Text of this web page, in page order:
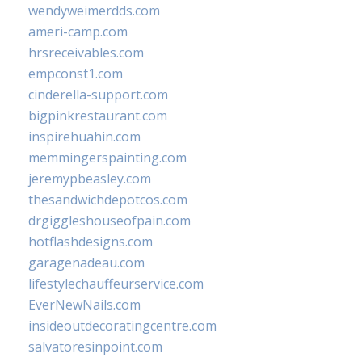
wendyweimerdds.com
ameri-camp.com
hrsreceivables.com
empconst1.com
cinderella-support.com
bigpinkrestaurant.com
inspirehuahin.com
memmingerspainting.com
jeremypbeasley.com
thesandwichdepotcos.com
drgiggleshouseofpain.com
hotflashdesigns.com
garagenadeau.com
lifestylechauffeurservice.com
EverNewNails.com
insideoutdecoratingcentre.com
salvatoresinpoint.com